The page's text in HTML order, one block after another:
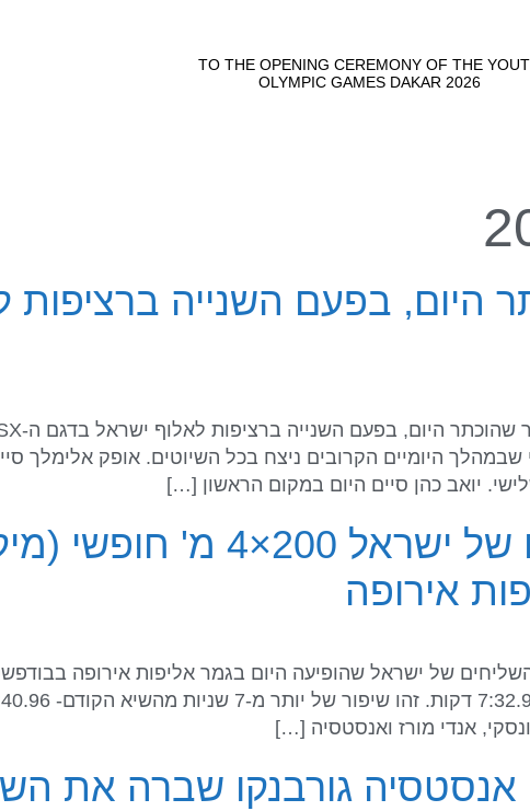
היום, בפעם השנייה ברציפות
היומיים הקרובים ניצח בכל השיוטים. אופק אלימלך
יואב כהן סיים היום במקום הראשון […]
רביעיית שחייני השליחים
אנדי מורז ואנסטסיה […]